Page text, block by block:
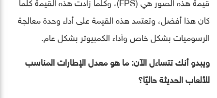
كان هذا أفضل، وتعتمد هذه القيمة على أداء وحدة معالجة
الرسوميات بشكل خاص وأداء الكمبيوتر بشكل عام.
ويبدو أنك تتساءل الآن: ما هو معدل الإطارات المناسب
للألعاب الحديثة حاليًا؟